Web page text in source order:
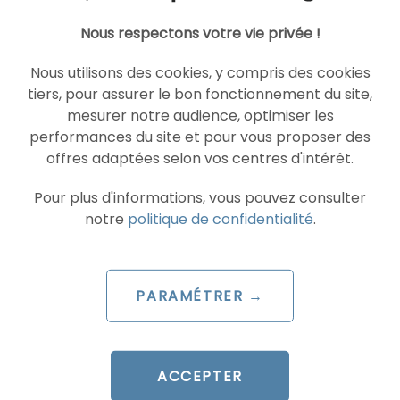
Bêta Callout extensions
Le 3 juillet 2014
Floriane
LIRE L'ARTICLE
GOOGLE ADS
Nous respectons votre vie privée !
Nous utilisons des cookies, y compris des cookies
tiers, pour assurer le bon fonctionnement du site,
mesurer notre audience, optimiser les
performances du site et pour vous proposer des
offres adaptées selon vos centres d'intérêt.
Pour plus d'informations, vous pouvez consulter
notre politique de confidentialité.
PARAMÉTRER →
ACCEPTER